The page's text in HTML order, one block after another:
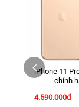
70 Nguyễn
24h Vũng
Tàu cũ)
198 Hoàng
iPhone 11
chính
4.590.000đ